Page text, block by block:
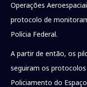
Operações
protocolo de
Polícia Federal.
A partir de então, os
seguiram os
Policiamento do